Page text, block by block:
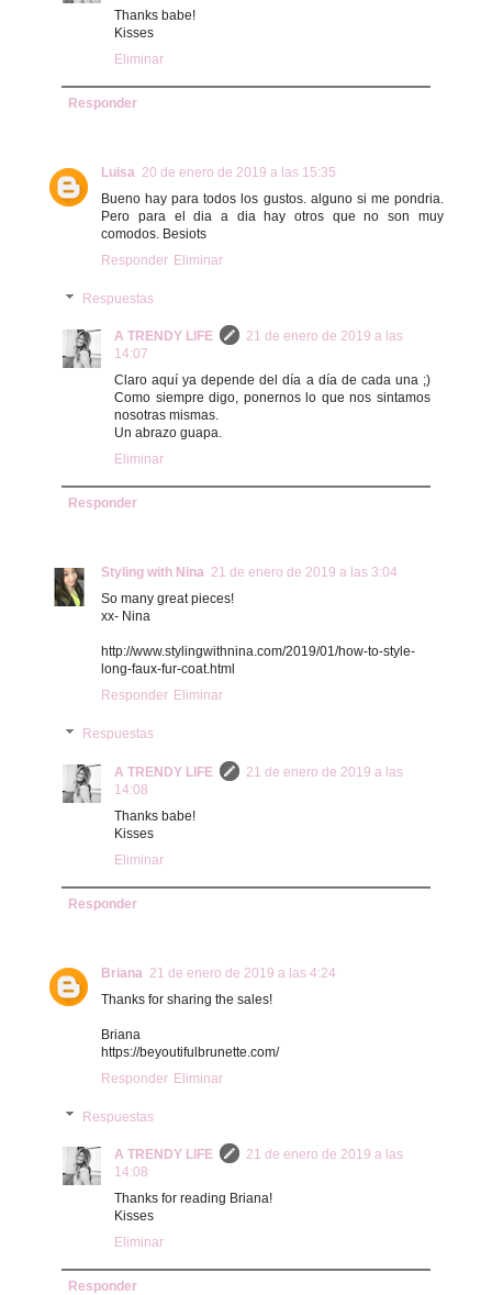
Thanks babe!
Kisses
Eliminar
Responder
Luisa 20 de enero de 2019 a las 15:35
Bueno hay para todos los gustos. alguno si me pondria.
Pero para el dia a dia hay otros que no son muy
comodos. Besiots
Responder Eliminar
Respuestas
A TRENDY LIFE
21 de enero de 2019 a las
14:07
Claro aquí ya depende del día a día de cada una ;)
Como siempre digo, ponernos lo que nos sintamos
nosotras mismas.
Un abrazo guapa.
Eliminar
Responder
Styling with Nina 21 de enero de 2019 a las 3:04
So many great pieces!
xx- Nina
http://www.stylingwithnina.com/2019/01/how-to-style-
long-faux-fur-coat.html
Responder Eliminar
Respuestas
A TRENDY LIFE
21 de enero de 2019 a las
14:08
Thanks babe!
Kisses
Eliminar
Responder
Briana 21 de enero de 2019 a las 4:24
Thanks for sharing the sales!
Briana
https://beyoutifulbrunette.com/
Responder Eliminar
Respuestas
A TRENDY LIFE
21 de enero de 2019 a las
14:08
Thanks for reading Briana!
Kisses
Eliminar
Responder